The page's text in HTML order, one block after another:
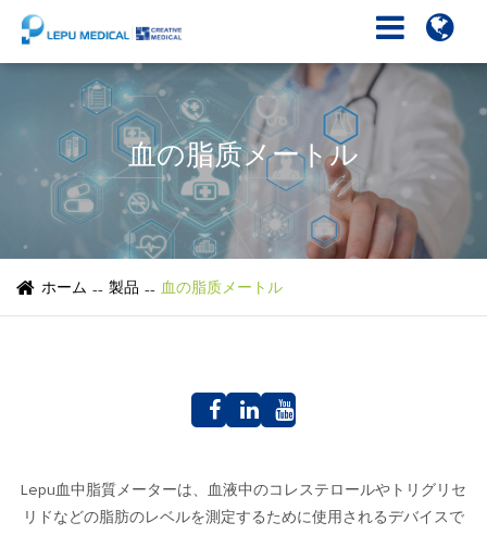
血の脂质メートル
ホーム 製品 血の脂质メートル
Lepu血中脂質メーターは、血液中のコレステロールやトリグリセ
リドなどの脂肪のレベルを測定するために使用されるデバイスで